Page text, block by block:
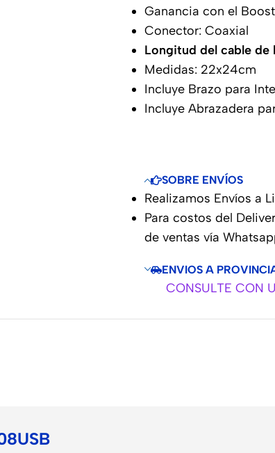
Ganancia con el
Conector: Coaxial
Longitud del cable de
Medidas: 22x24cm
Incluye Brazo para
Incluye Abrazadera
SOBRE ENVÍOS
Realizamos Envíos a
Para costos del
de ventas vía
ENVIOS A
CONSULTE CON